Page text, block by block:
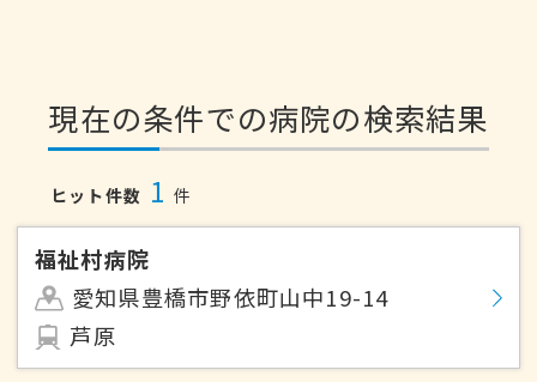
現在の条件での病院の検索結果
ヒット件数 1 件
福祉村病院
愛知県豊橋市野依町山中19-14
芦原